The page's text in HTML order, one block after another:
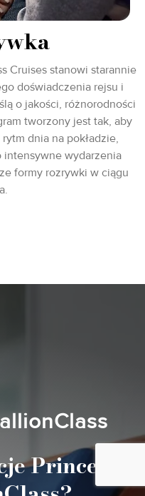
Cruises stanowi starannie
doświadczenia rejsu i
o jakości, różnorodności
tworzony jest tak, aby
dnia na pokładzie,
wydarzenia
formy rozrywki w ciągu
Princess